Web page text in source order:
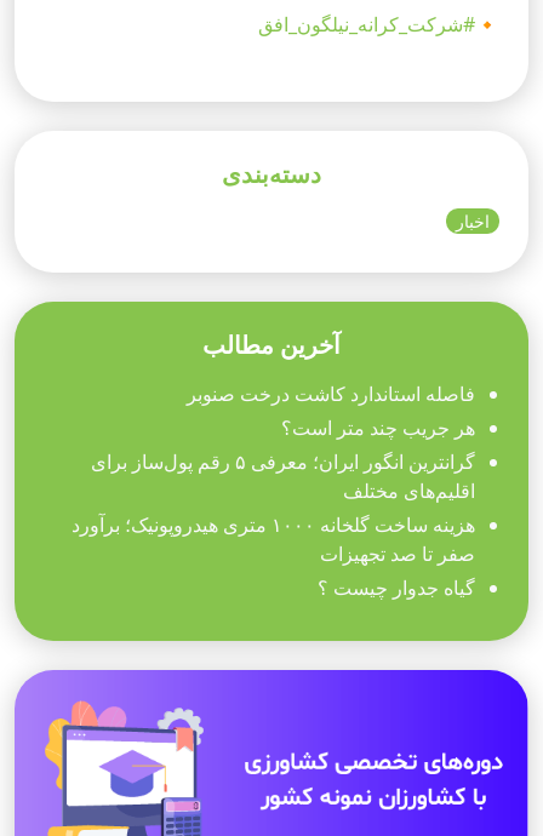
🔸 #شرکت_کرانه_نیلگون_افق
دسته‌بندی
اخبار
آخرین مطالب
فاصله استاندارد کاشت درخت صنوبر
هر جریب چند متر است؟
گرانترین انگور ایران؛ معرفی ۵ رقم پول‌ساز برای
اقلیم‌های مختلف
هزینه ساخت گلخانه ۱۰۰۰ متری هیدروپونیک؛ برآورد
صفر تا صد تجهیزات
گیاه جدوار چیست ؟